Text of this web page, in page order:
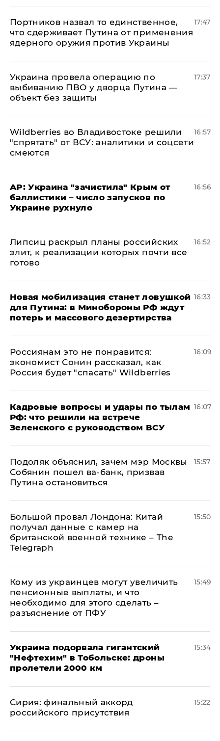
Портников назвал то единственное,
что сдерживает Путина от применения
ядерного оружия против Украины
17:47
Украина провела операцию по
выбиванию ПВО у дворца Путина —
объект без защиты
17:37
Wildberries во Владивостоке решили
"спрятать" от ВСУ: аналитики и соцсети
смеются
16:57
AP: Украина "зачистила" Крым от
баллистики – число запусков по
Украине рухнуло
16:56
Липсиц раскрыл планы российских
элит, к реализации которых почти все
готово
16:52
​Новая мобилизация станет ловушкой
для Путина: в Минобороны РФ ждут
потерь и массового дезертирства
16:33
Россиянам это не понравится:
экономист Сонин рассказал, как
Россия будет "спасать" Wildberries
16:09
Кадровые вопросы и удары по тылам
РФ: что решили на встрече
Зеленского с руководством ВСУ
16:07
Подоляк объяснил, зачем мэр Москвы
Собянин пошел ва-банк, призвав
Путина остановиться
15:57
Большой провал Лондона: Китай
получал данные с камер на
британской военной технике – The
Telegraph
15:50
Кому из украинцев могут увеличить
пенсионные выплаты, и что
необходимо для этого сделать –
разъяснение от ПФУ
15:49
Украина подорвала гигантский
"Нефтехим" в Тобольске: дроны
пролетели 2000 км
15:34
​Сирия: финальный аккорд
российского присутствия
15:22